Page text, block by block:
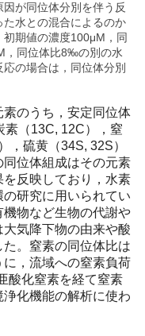
が同位体分別を伴う反
水との混合によるのか
期値の濃度100μM，同
，同位体比8‰の別の水
の場合は，同位体分別
のうち，安定同位体
素（13C, 12C），窒
，硫黄（34S, 32S）
位体組成はその元素
反映しており，水素
研究に用いられてい
物など生物の代謝や
気降下物の由来や酸
。窒素の同位体比は
，流域への窒素負荷
酸化窒素を経て窒素
化機能の解析に使わ